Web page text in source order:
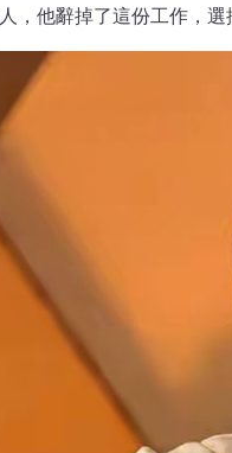
，他辭掉了這份工作，選